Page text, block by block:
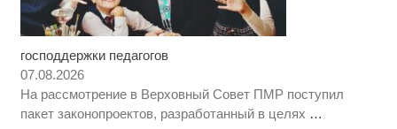
господдержки педагогов
07.08.2026
На рассмотрение в Верховный Совет ПМР поступил
пакет законопроектов, разработанный в целях …
Скрытые признаки рака: на такое
Смолов призвал российских
футболистов покинуть страну